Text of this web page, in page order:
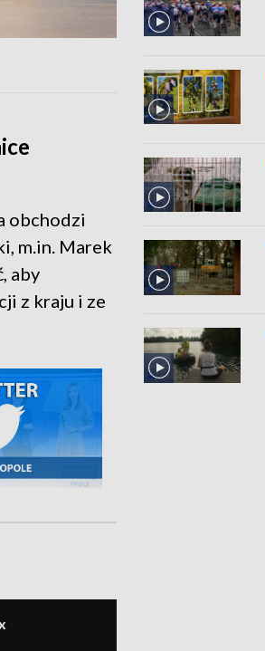
obchodzi
m.in. Marek
aby
z kraju i ze